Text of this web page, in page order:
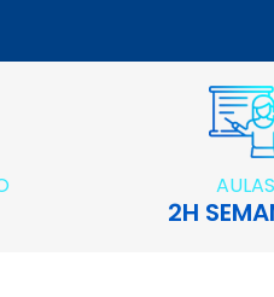
AULAS
2H